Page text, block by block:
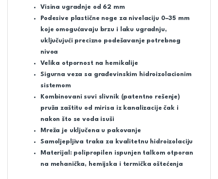
Visina ugradnje od 62 mm
Podesive plastične noge za nivelaciju 0–35 mm
koje omogućavaju brzu i laku ugradnju,
uključujući precizno podešavanje potrebnog
nivoa
Velika otpornost na hemikalije
Sigurna veza sa građevinskim hidroizolacionim
sistemom
Kombinovani suvi slivnik (patentno rešenje)
pruža zaštitu od mirisa iz kanalizacije čak i
nakon što se voda isuši
Mreža je uključena u pakovanje
Samoljepljiva traka za kvalitetnu hidroizolaciju
Materijal: polipropilen ispunjen talkom otporan
na mehanička, hemijska i termička oštećenja